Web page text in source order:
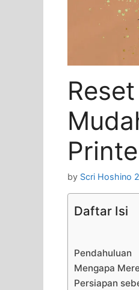
by Scri Hoshino 2
Daftar Isi
Pendahuluan
Mengapa
Persiapan